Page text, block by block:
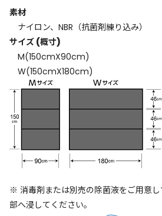
素材
ナイロン、NBR（抗菌剤練り込み）
サイズ (概寸)
M(150cmX90cm)
W(150cmX180cm)
※ 消毒剤または別売の除菌液をご用意
部へ浸してください。